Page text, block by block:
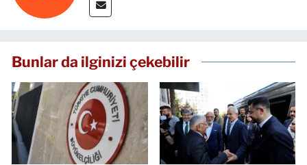
Bunlar da ilginizi çekebilir